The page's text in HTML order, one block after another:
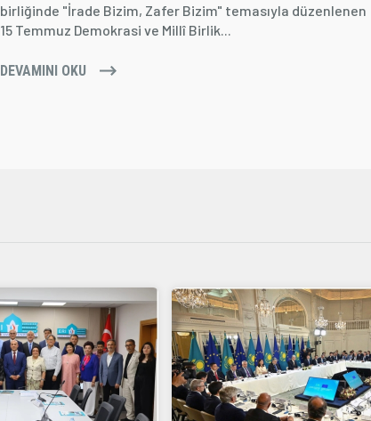
birliğinde "İrade Bizim, Zafer Bizim" temasıyla düzenlenen
15 Temmuz Demokrasi ve Millî Birlik...
DEVAMINI OKU